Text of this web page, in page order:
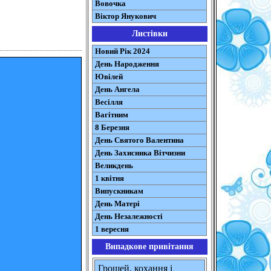
Вовочка
Віктор Янукович
Листівки
Новий Рік 2024
День Народження
Ювілей
День Ангела
Весілля
Вагітним
8 Березня
День Святого Валентина
День Захисника Вітчизни
Великдень
1 квітня
Випускникам
День Матері
День Незалежності
1 вересня
Випадкове привітання
Грошей, кохання і